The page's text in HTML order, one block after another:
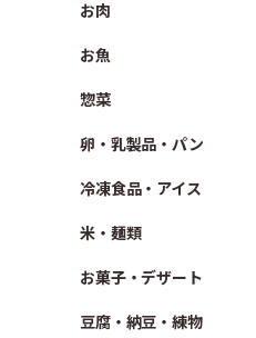
お肉
お魚
惣菜
卵・乳製品・パン
冷凍食品・アイス
米・麺類
お菓子・デザート
豆腐・納豆・練物